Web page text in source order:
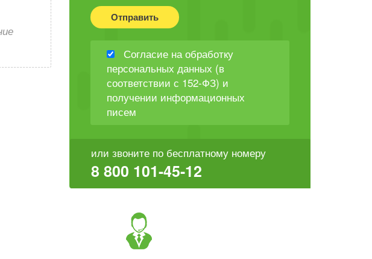
Отправить
Согласие на обработку
персональных данных (в
соответствии с 152-ФЗ) и
получении информационных
писем
или звоните по бесплатному номеру
8 800 101-45-12